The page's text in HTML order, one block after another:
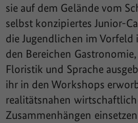
sie auf dem Gelände vom
selbst konzipiertes Junior-
die Jugendlichen im
den Bereichen
Floristik und Sprache
ihr in den Workshops
realitätsnahen
Zusammenhängen